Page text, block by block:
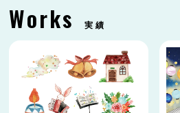
Works 実績